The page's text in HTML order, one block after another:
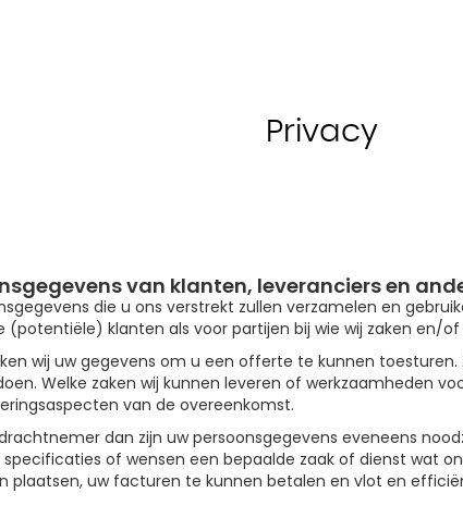
Privacy
van klanten, leveranciers en
die u ons verstrekt zullen verzamelen en
klanten als voor partijen bij wie wij zaken en/
wij uw gegevens om u een offerte te kunnen
Welke zaken wij kunnen leveren of werkzaamheden
van de overeenkomst.
dan zijn uw persoonsgegevens eveneens
of wensen een bepaalde zaak of dienst wat
plaatsen, uw facturen te kunnen betalen en vlot en